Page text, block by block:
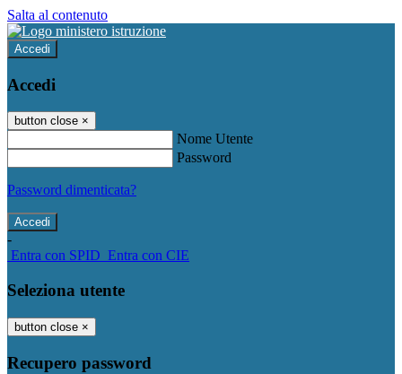
Salta al contenuto
Accedi
Accedi
button close ×
Nome Utente
Password
Password dimenticata?
-
Entra con SPID Entra con CIE
Seleziona utente
button close ×
Recupero password